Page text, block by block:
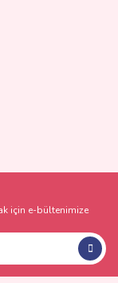
için e-bültenimize